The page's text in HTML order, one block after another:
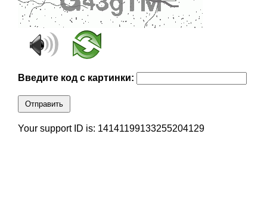
Введите код с картинки:
Отправить
Your support ID is: 14141199133255204129